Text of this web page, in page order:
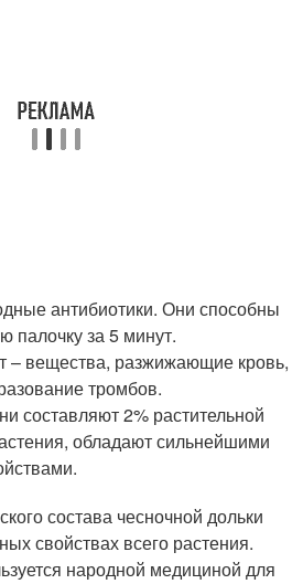
антибиотики. Они способны
палочку за 5 минут.
– вещества, разжижающие кровь,
тромбов.
составляют 2% растительной
обладают сильнейшими
состава чесночной дольки
свойствах всего растения.
народной медициной для